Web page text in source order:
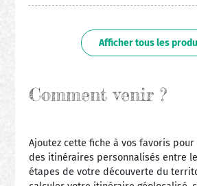
Afficher tous les
Comment venir ?
Ajoutez cette fiche à vos favoris
des itinéraires personnalisés entre
étapes de votre découverte du